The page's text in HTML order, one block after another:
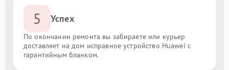
5 Успех
По окончании ремонта вы забираете или курьер
доставляет на дом исправное устройство Huawei с
гарантийным бланком.